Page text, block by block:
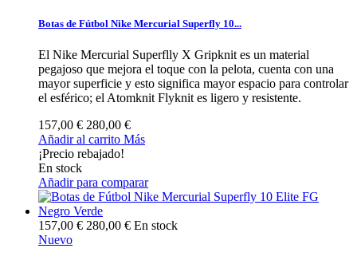
Botas de Fútbol Nike Mercurial Superfly 10...
El Nike Mercurial Superflly X Gripknit es un material
pegajoso que mejora el toque con la pelota, cuenta con una
mayor superficie y esto significa mayor espacio para controlar
el esférico; el Atomknit Flyknit es ligero y resistente.
157,00 € 280,00 €
Añadir al carrito Más
¡Precio rebajado!
En stock
Añadir para comparar
157,00 € 280,00 € En stock
Nuevo